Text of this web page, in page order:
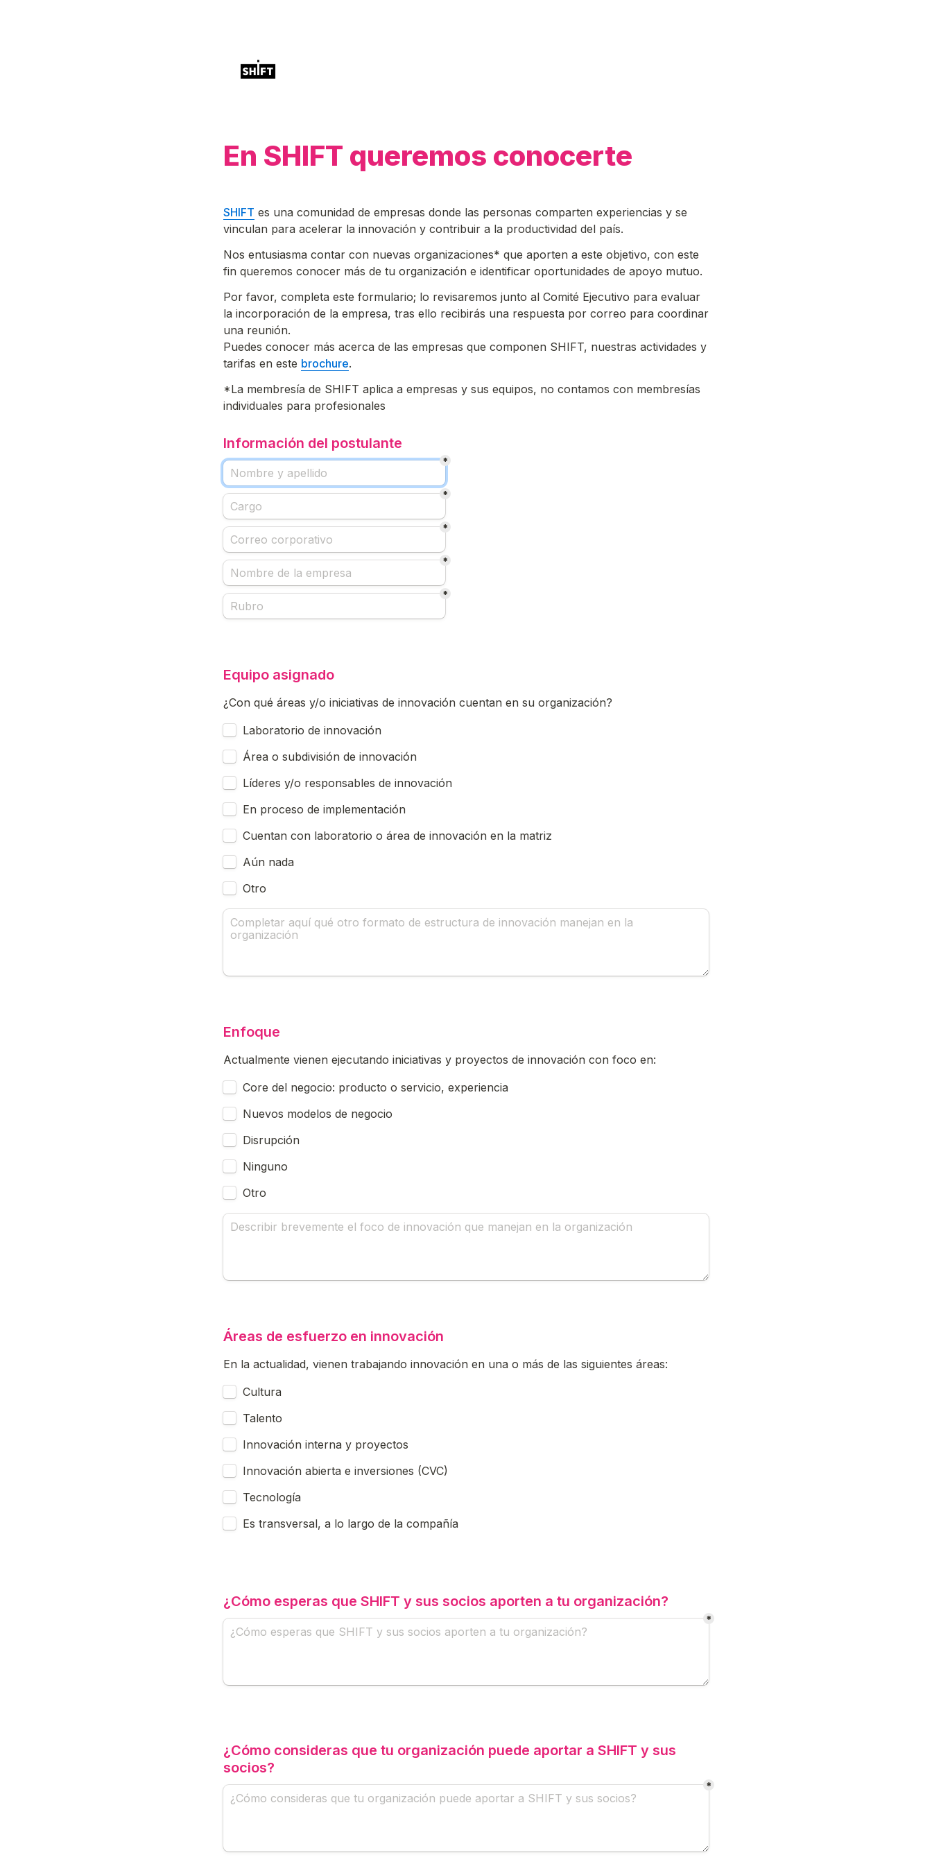
En SHIFT queremos conocerte
SHIFT es una comunidad de empresas donde las personas comparten experiencias y se
vinculan para acelerar la innovación y contribuir a la productividad del país.
Nos entusiasma contar con nuevas organizaciones* que aporten a este objetivo, con este
fin queremos conocer más de tu organización e identificar oportunidades de apoyo mutuo.
Por favor, completa este formulario; lo revisaremos junto al Comité Ejecutivo para evaluar
la incorporación de la empresa, tras ello recibirás una respuesta por correo para coordinar
una reunión.
Puedes conocer más acerca de las empresas que componen SHIFT, nuestras actividades y
tarifas en este brochure.
*La membresía de SHIFT aplica a empresas y sus equipos, no contamos con membresías
individuales para profesionales
Información del postulante
*
*
*
*
*
Equipo asignado
¿Con qué áreas y/o iniciativas de innovación cuentan en su organización?
Untitled checkboxes field
Laboratorio de innovación
Área o subdivisión de innovación
Líderes y/o responsables de innovación
En proceso de implementación
Cuentan con laboratorio o área de innovación en la matriz
Aún nada
Otro
Enfoque
Actualmente vienen ejecutando iniciativas y proyectos de innovación con foco en:
Untitled checkboxes field
Core del negocio: producto o servicio, experiencia
Nuevos modelos de negocio
Disrupción
Ninguno
Otro
Áreas de esfuerzo en innovación
En la actualidad, vienen trabajando innovación en una o más de las siguientes áreas:
Untitled checkboxes field
Cultura
Talento
Innovación interna y proyectos
Innovación abierta e inversiones (CVC)
Tecnología
Es transversal, a lo largo de la compañía
¿Cómo esperas que SHIFT y sus socios aporten a tu organización?
*
¿Cómo consideras que tu organización puede aportar a SHIFT y sus
socios?
*